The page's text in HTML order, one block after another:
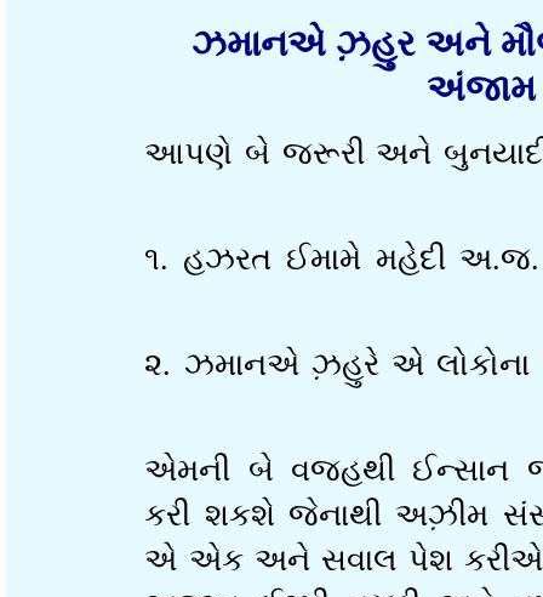
ઝમાનએ ઝ઼હુર અને
આપણે બે જરૂરી અને
૧. હઝરત ઈમામે મહેદી
૨. ઝમાનએ ઝ઼હુરે એ
એમની બે વજહથી ઈન્સાન
કરી શકશે જેનાથી અઝ઼ીમ
એ એક અને સવાલ પેશ